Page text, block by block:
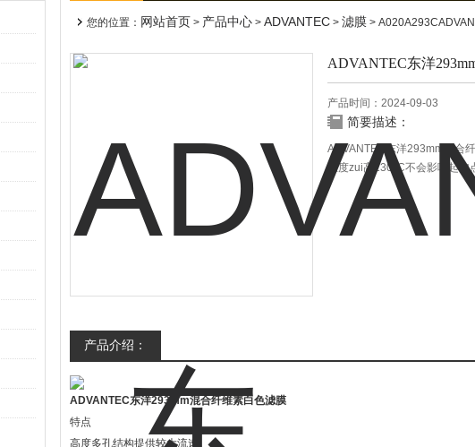
您的位置： 网站首页 > 产品中心 > ADVANTEC > 滤膜 >
ADVANTEC东洋
产品时间：2024-09-03
简要描述：
ADVANTEC东洋293mm混合
温度zui高130°C不会影响起
产品介绍：
ADVANTEC东洋293mm混合纤维素白色滤膜
特点
高度多孔结构提供较大流速.